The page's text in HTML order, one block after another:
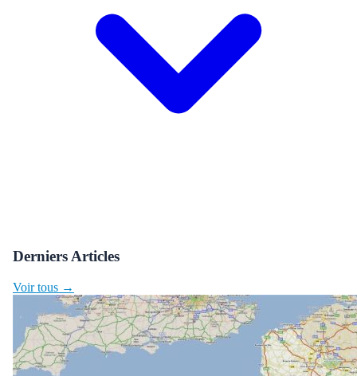
Derniers Articles
Voir tous →